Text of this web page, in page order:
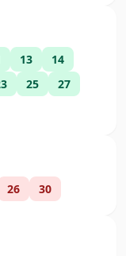
13
14
25
27
26 30